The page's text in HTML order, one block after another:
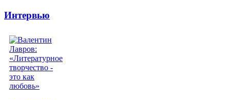
Интервью